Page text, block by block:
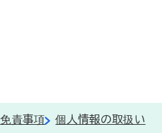
免責事項 個人情報の取扱い